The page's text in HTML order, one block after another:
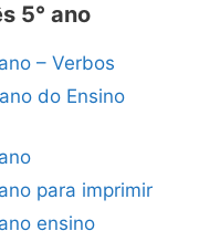
5° ano
– Verbos
do Ensino
para imprimir
ensino